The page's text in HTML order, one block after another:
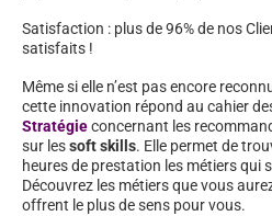
Satisfaction : plus de 96% de nos
satisfaits !
Même si elle n’est pas encore
cette innovation répond au cahier
Stratégieconcernant les
sur lessoft skills. Elle permet de
heures de prestation les métiers qui
Découvrez les métiers que vous
offrent le plus de sens pour vous.